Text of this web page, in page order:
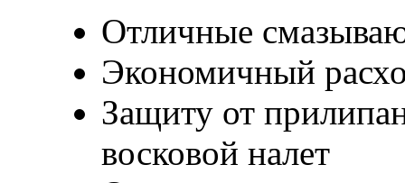
Отличные
Экономичный
Защиту от
восковой налет